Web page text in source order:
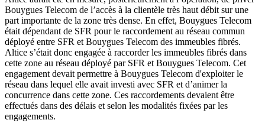
Bouygues Telecom de l’accès à la clientèle très haut débit sur une
part importante de la zone très dense. En effet, Bouygues Telecom
était dépendant de SFR pour le raccordement au réseau commun
déployé entre SFR et Bouygues Telecom des immeubles fibrés.
Altice s’était donc engagée à raccorder les immeubles fibrés dans
cette zone au réseau déployé par SFR et Bouygues Telecom. Cet
engagement devait permettre à Bouygues Telecom d'exploiter le
réseau dans lequel elle avait investi avec SFR et d’animer la
concurrence dans cette zone. Ces raccordements devaient être
effectués dans des délais et selon les modalités fixées par les
engagements.